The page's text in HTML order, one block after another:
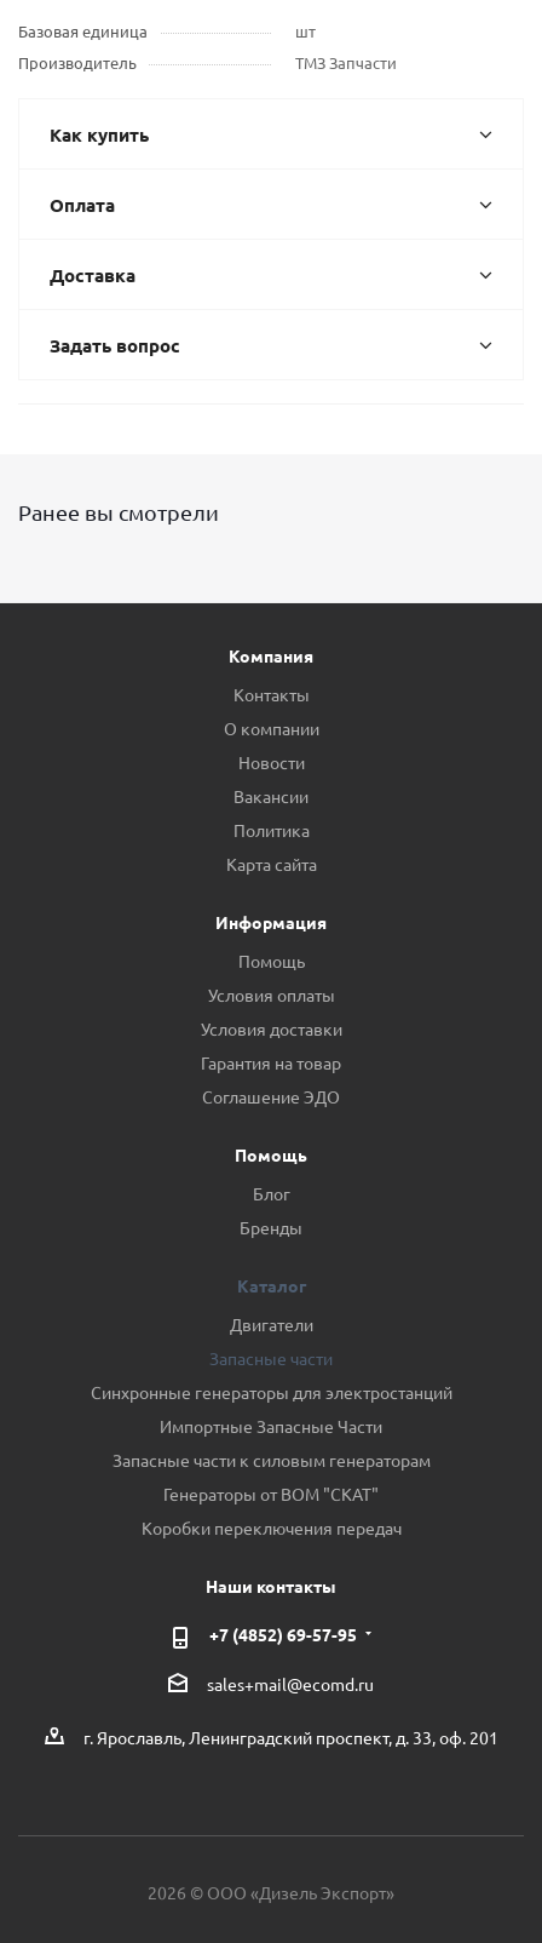
Базовая единица
шт
Производитель
ТМЗ Запчасти
Как купить
Оплата
Доставка
Задать вопрос
Ранее вы смотрели
Компания
Контакты
О компании
Новости
Вакансии
Политика
Карта сайта
Информация
Помощь
Условия оплаты
Условия доставки
Гарантия на товар
Соглашение ЭДО
Помощь
Блог
Бренды
Каталог
Двигатели
Запасные части
Синхронные генераторы для электростанций
Импортные Запасные Части
Запасные части к силовым генераторам
Генераторы от ВОМ "СКАТ"
Коробки переключения передач
Наши контакты
+7 (4852) 69-57-95
sales+mail@ecomd.ru
г. Ярославль, Ленинградский проспект, д. 33, оф. 201
2026 © ООО «Дизель Экспорт»